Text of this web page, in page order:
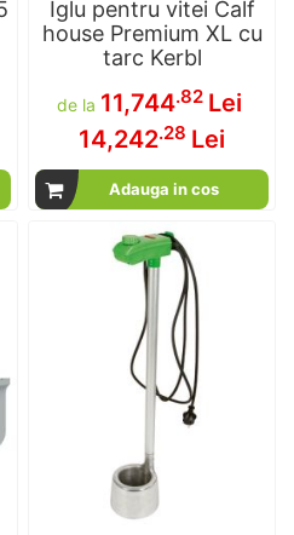
Iglu pentru vitei Calf
house Premium XL cu
tarc Kerbl
14,242.28 Lei
de la 11,744.82 Lei
Adauga in cos